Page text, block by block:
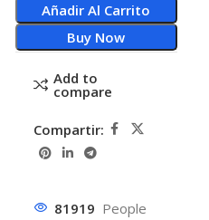
Añadir Al Carrito
Buy Now
Add to
compare
Compartir:
81919 People